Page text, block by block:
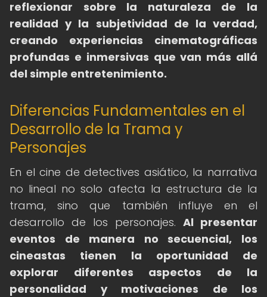
reflexionar sobre la naturaleza de la
realidad y la subjetividad de la verdad,
creando experiencias cinematográficas
profundas e inmersivas que van más allá
del simple entretenimiento.
Diferencias Fundamentales en el
Desarrollo de la Trama y
Personajes
En el cine de detectives asiático, la narrativa
no lineal no solo afecta la estructura de la
trama, sino que también influye en el
desarrollo de los personajes. Al presentar
eventos de manera no secuencial, los
cineastas tienen la oportunidad de
explorar diferentes aspectos de la
personalidad y motivaciones de los